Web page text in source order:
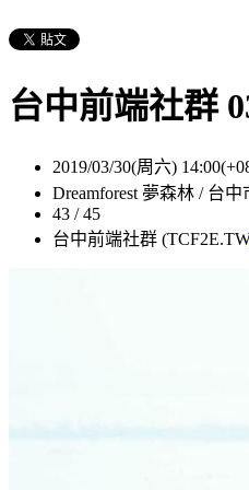
台中前端社群
2019/03/30(周六)
Dreamforest 夢森林 / 台
43 / 45
台中前端社群